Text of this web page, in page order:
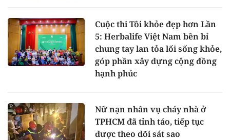
Cuộc thi Tôi khỏe đẹp hơn Lần
5: Herbalife Việt Nam bền bỉ
chung tay lan tỏa lối sống khỏe,
góp phần xây dựng cộng đồng
hạnh phúc
Nữ nạn nhân vụ cháy nhà ở
TPHCM đã tỉnh táo, tiếp tục
được theo dõi sát sao